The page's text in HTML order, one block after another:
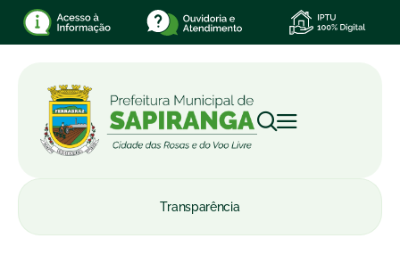
Transparência